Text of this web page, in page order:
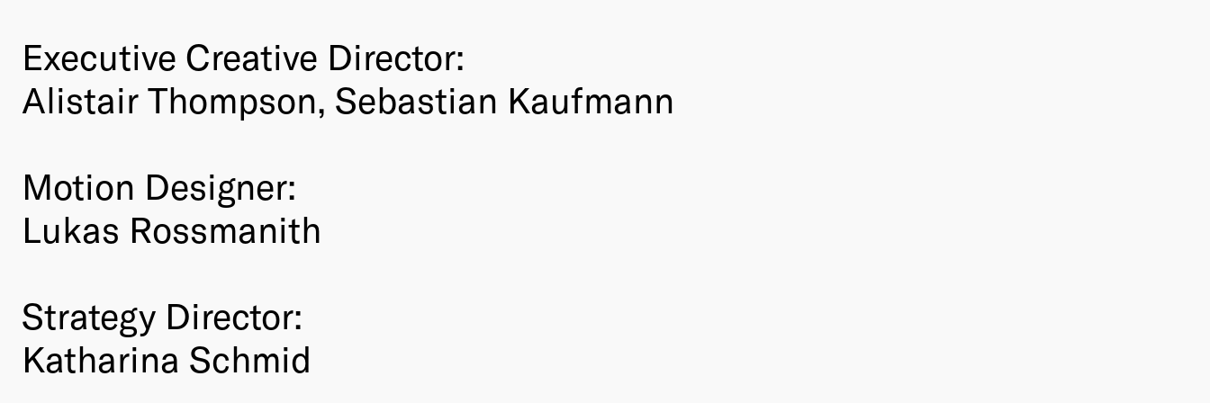
Executive Creative Director:
Alistair Thompson, Sebastian Kaufmann
Motion Designer:
Lukas Rossmanith
Strategy Director:
Katharina Schmid